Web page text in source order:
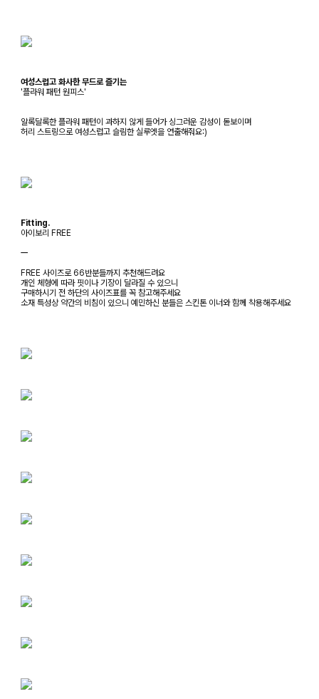
여성스럽고 화사한 무드로 즐기는
'플라워 패턴 원피스'
알록달록한 플라워 패턴이 과하지 않게 들어가 싱그러운 감성이 돋보이며
허리 스트링으로 여성스럽고 슬림한 실루엣을 연출해줘요:)
Fitting.
아이보리 FREE
ㅡ
FREE 사이즈로 66반분들까지 추천해드려요
개인 체형에 따라 핏이나 기장이 달라질 수 있으니
구매하시기 전 하단의 사이즈표를 꼭 참고해주세요
소재 특성상 약간의 비침이 있으니 예민하신 분들은 스킨톤 이너와 함께 착용해주세요